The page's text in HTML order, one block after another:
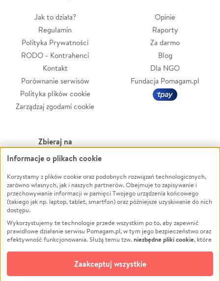
Jak to działa?
Regulamin
Polityka Prywatności
RODO - Kontrahenci
Kontakt
Porównanie serwisów
Polityka plików cookie
Zarządzaj zgodami cookie
Opinie
Raporty
Za darmo
Blog
Dla NGO
Fundacja Pomagam.pl
Zbieraj na
Leczenie
Zwierzęta
Pożar
Ukraina
Pomoc Finansowa
Projekty
Pogrzeb
Społeczność lokalna
Powódź
Wichura
NGO
Edukacja
Podróż
Impreza
Ochrona środowiska
Informacje o plikach cookie
Korzystamy z plików cookie oraz podobnych rozwiązań technologicznych,
zarówno własnych, jak i naszych partnerów. Obejmuje to zapisywanie i
przechowywanie informacji w pamięci Twojego urządzenia końcowego
(takiego jak np. laptop, tablet, smartfon) oraz późniejsze uzyskiwanie do nich
dostępu.
Wykorzystujemy te technologie przede wszystkim po to, aby zapewnić
prawidłowe działanie serwisu Pomagam.pl, w tym jego bezpieczeństwo oraz
efektywność funkcjonowania. Służą temu tzw.niezbędne pliki cookie, które
opcjonalnych plików cookie
technologii do celów analitycznych i retargetingowych. Możesz wyrazić
zgodę na ich stosowanie lub jej odmówić. W dowolnym momencie masz
Zaakceptuj wszystkie